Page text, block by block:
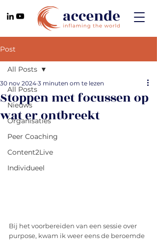
Post
All Posts
Nieuws
Organisaties
Peer Coaching
Content2Live
Individueel
All Posts
Stoppen met focussen op
wat er ontbreekt
30 nov 2024 3 minuten om te lezen
Bij het voorbereiden van een sessie over
purpose, kwam ik weer eens de beroemde